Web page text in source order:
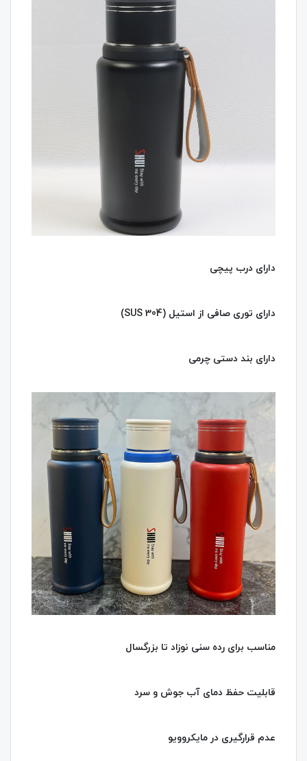
دارای درب پیچی
دارای توری صافی از استیل (SUS 304)
دارای بند دستی چرمی
مناسب برای رده سنی نوزاد تا بزرگسال
قابلیت حفظ دمای آب جوش و سرد
عدم قرارگیری در مایکروویو